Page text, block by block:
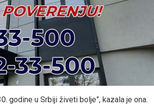
godine u Srbiji živeti bolje”, kazala je ona.